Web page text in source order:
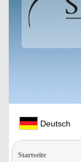
Deutsch
Startseite